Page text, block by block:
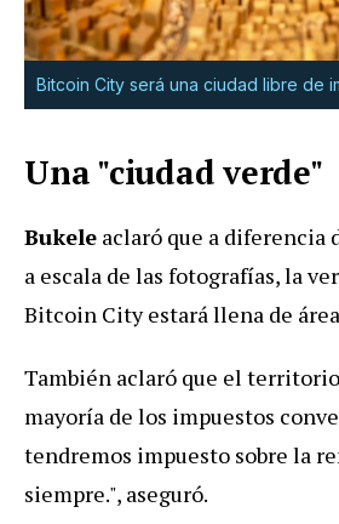
Bitcoin City será una ciudad libre de
Una "ciudad verde"
Bukele aclaró que a diferencia
a escala de las fotografías, la
Bitcoin City estará llena de
También aclaró que el
mayoría de los impuestos
tendremos impuesto sobre la
siempre.", aseguró.